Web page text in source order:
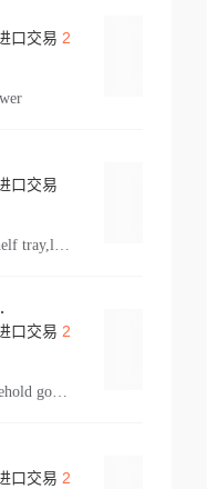
口交易 2
口交易
Va
口交易 2
personal effect,used household goods
口交易 2